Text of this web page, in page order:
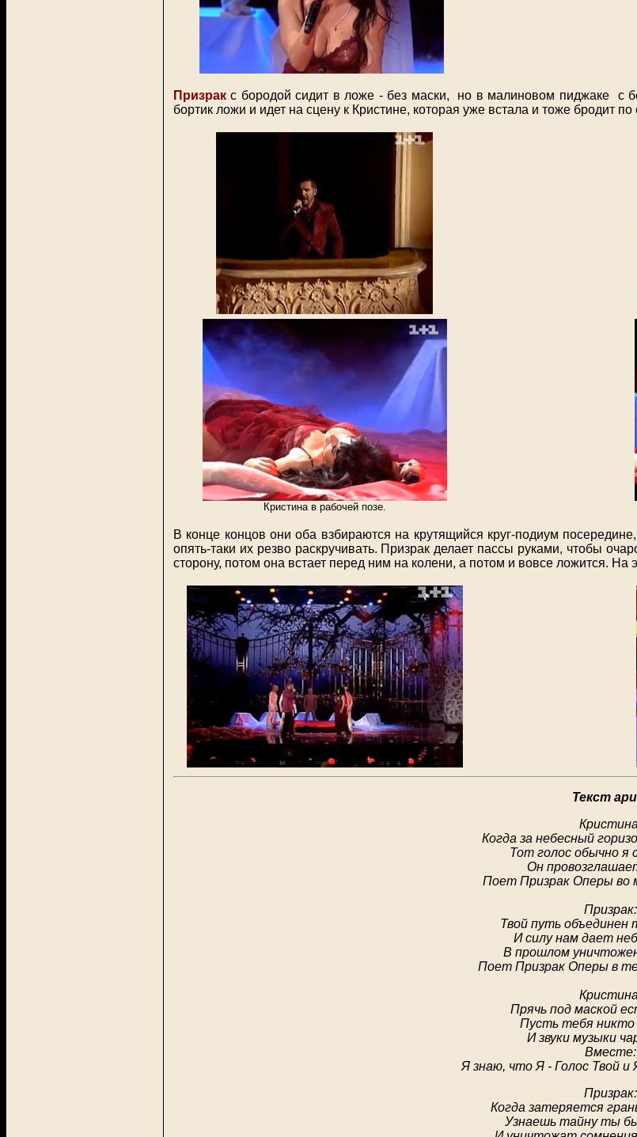
Призрак с бородой сидит в ложе - без маски, но в малиновом пиджаке с
бортик ложи и идет на сцену к Кристине, которая уже встала и тоже бродит по
Кристина в рабочей позе.
В конце концов они оба взбираются на крутящийся круг-подиум
опять-таки их резво раскручивать. Призрак делает пассы руками, чтобы
сторону, потом она встает перед ним на колени, а потом и вовсе ложится. На
Текст
Когда за небесный
Тот голос обычно я
Он
Поет Призрак Оперы во
Призрак:
Твой путь объединен
И силу нам дает
В прошлом
Поет Призрак Оперы в
Прячь под маской
Пусть тебя никто
И звуки музыки
Вместе:
Я знаю, что Я - Голос Твой и
Призрак:
Когда затеряется
Узнаешь тайну ты